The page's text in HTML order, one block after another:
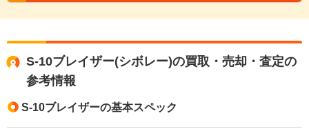
S-10ブレイザー(シボレー)の買取・売却・査定の
参考情報
S-10ブレイザーの基本スペック